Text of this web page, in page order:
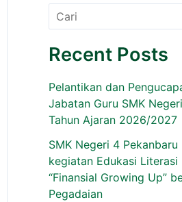
Recent Posts
Pelantikan dan
Jabatan Guru SMK
Tahun Ajaran 2026/2027
SMK Negeri 4
kegiatan Edukasi Literasi
“Finansial Growing Up”
Pegadaian